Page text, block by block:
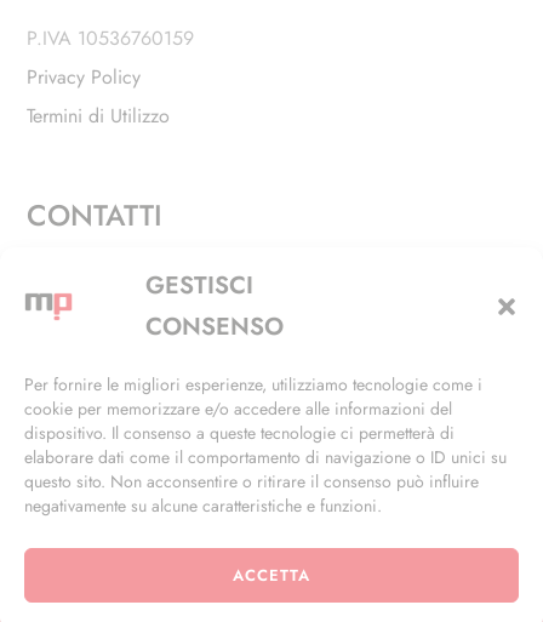
GESTISCI
CONSENSO
Per fornire le migliori esperienze, utilizziamo tecnologie come i
cookie per memorizzare e/o accedere alle informazioni del
dispositivo. Il consenso a queste tecnologie ci permetterà di
elaborare dati come il comportamento di navigazione o ID unici su
questo sito. Non acconsentire o ritirare il consenso può influire
negativamente su alcune caratteristiche e funzioni.
ACCETTA
P.IVA 10536760159
Privacy Policy
Termini di Utilizzo
CONTATTI
Via Alfieri, 27 - Trezzano Sul Naviglio (MI)
+39 02 4846 3155
info@masterphil.it